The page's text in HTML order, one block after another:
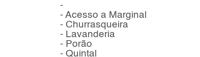
-
- Acesso a Marginal
- Churrasqueira
- Lavanderia
- Porão
- Quintal